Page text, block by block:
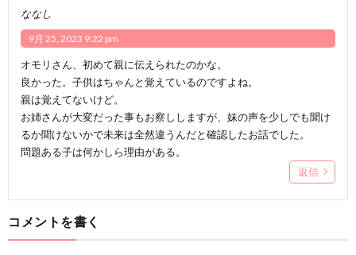
ななし
9月 25, 2023 9:22 pm
オモリさん、初めて親に伝えられたのかな。
良かった。子供はちゃんと覚えているのですよね。
親は覚えてないけど。
お姉さんが大変だった事もお察ししますが、妹の声を少しでも聞け
るか聞けないかで未来は全然違うんだと確認したお話でした。
問題ある子は何かしら理由がある。
返信
コメントを書く